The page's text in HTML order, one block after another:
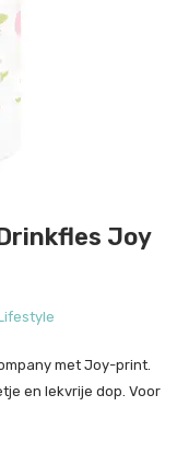
Joy
met Joy-print.
en lekvrije dop. Voor